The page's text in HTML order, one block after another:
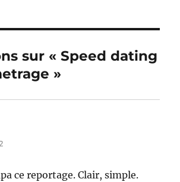
sur « Speed dating
»
ce reportage. Clair, simple.